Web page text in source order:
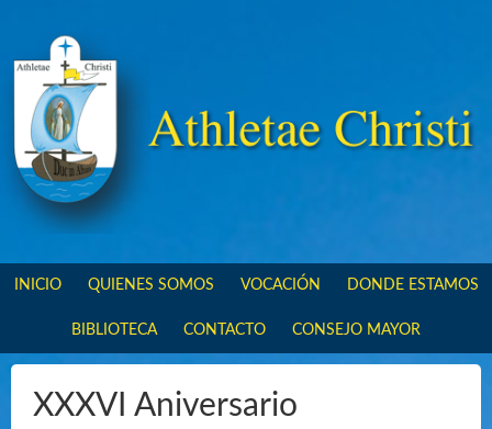
INICIO QUIENES SOMOS VOCACIÓN DONDE ESTAMOS
BIBLIOTECA CONTACTO CONSEJO MAYOR
XXXVI Aniversario